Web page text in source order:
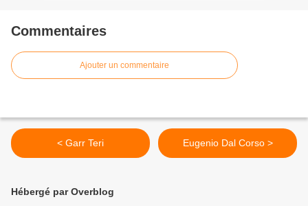
Commentaires
Ajouter un commentaire
< Garr Teri Eugenio Dal Corso >
Hébergé par Overblog